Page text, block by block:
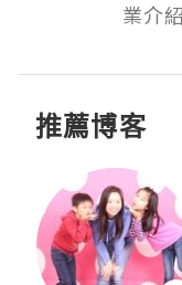
推薦博客